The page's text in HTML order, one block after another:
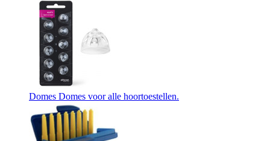
Domes Domes voor alle hoortoestellen.